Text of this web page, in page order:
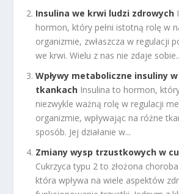
Insulina we krwi ludzi zdrowych
hormon, który pełni istotną rolę w
organizmie, zwłaszcza w regulacji
we krwi. Wielu z nas nie zdaje
Wpływy metaboliczne insuliny
tkankach Insulina to hormon,
niezwykle ważną rolę w regulacji
organizmie, wpływając na różne
sposób. Jej działanie w...
Zmiany wysp trzustkowych w
Cukrzyca typu 2 to złożona
która wpływa na wiele aspektów